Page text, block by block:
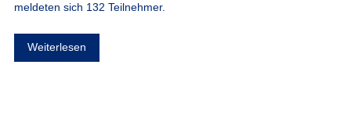
meldeten sich 132 Teilnehmer.
Weiterlesen